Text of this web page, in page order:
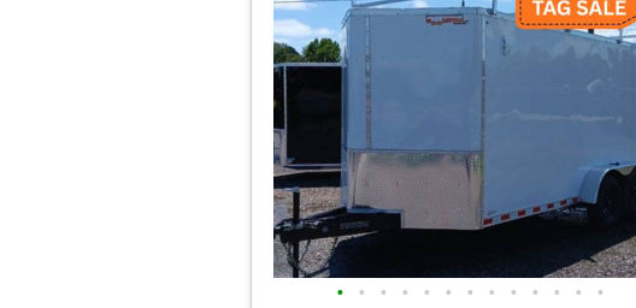
• • • • • • • • • • • • •